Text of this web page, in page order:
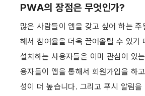
PWA의 장점은 무엇인가?
많은 사람들이 앱을 갖고 싶어 하는
해서 참여율을 더욱 끌어올릴 수 있기
설치하는 사용자들은 이미 관심이 있
용자들이 앱을 통해서 회원가입을 하
성이 더 높습니다. 그리고 푸시 알림